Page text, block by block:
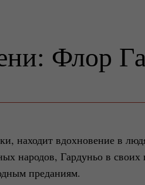
Флор
находит вдохновение в
народов, Гардуньо в своих
преданиям.